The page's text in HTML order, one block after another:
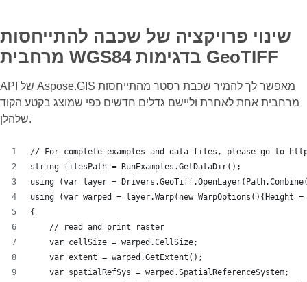
שינוי פרויקציה של שכבה להתייחסות
מרחבית WGS84 בדגימות GeoTIFF
API של Aspose.GIS מאפשר לך להמיר שכבת רסטר מהתייחסות
מרחבית אחת לאחרת וליישם גדלים חדשים כפי שמוצג בקטע הקוד
שלהלן.
// For complete examples and data files, please go to
string filesPath = RunExamples.GetDataDir();
using (var layer =
using (var warped = layer.Warp(new WarpOptions(){Height
{
    // read and print raster
    var cellSize = warped.CellSize;
    var extent = warped.GetExtent();
    var spatialRefSys = warped.SpatialReferenceSystem;